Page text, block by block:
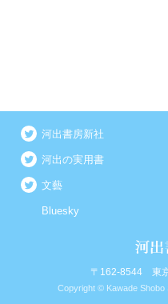
河出書房新社
河出の実用書
文藝
Bluesky
〒162-8544 東
Copyright © Kawade Shobo